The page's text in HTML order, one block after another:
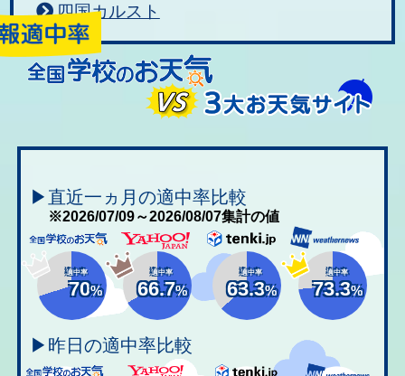
四国カルスト
▶直近一ヵ月の適中率比較
※2026/07/09～2026/08/07集計の値
適中率
70%
適中率
66.7%
適中率
63.3%
適中率
73.3%
▶昨日の適中率比較